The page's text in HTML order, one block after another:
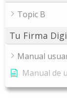
Topic B
Tu Firma
Manual
Manual de